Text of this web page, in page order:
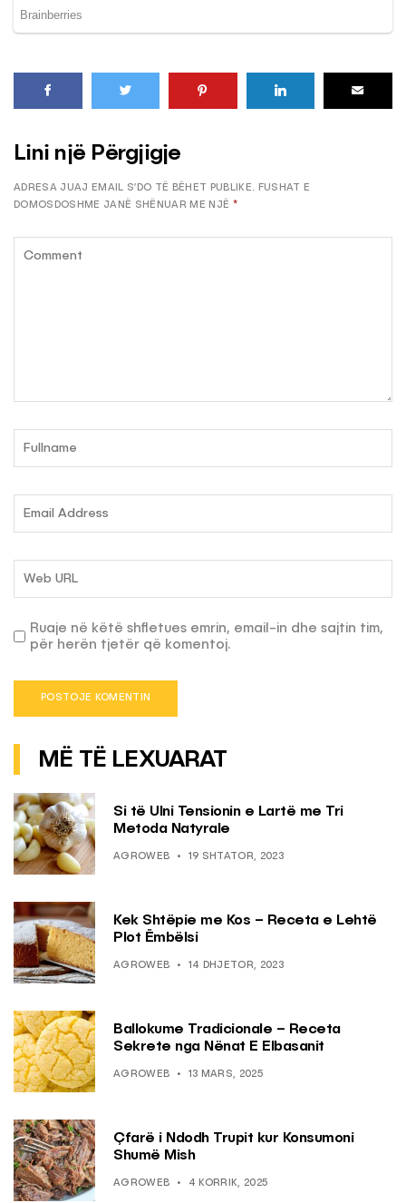
Lini një Përgjigje
ADRESA JUAJ EMAIL S’DO TË BËHET PUBLIKE. FUSHAT E
DOMOSDOSHME JANË SHËNUAR ME NJË *
Ruaje në këtë shfletues emrin, email-in dhe sajtin tim,
për herën tjetër që komentoj.
MË TË LEXUARAT
Si të Ulni Tensionin e Lartë me Tri
Metoda Natyrale
AGROWEB 19 SHTATOR, 2023
Kek Shtëpie me Kos – Receta e Lehtë
Plot Ëmbëlsi
AGROWEB 14 DHJETOR, 2023
Ballokume Tradicionale – Receta
Sekrete nga Nënat E Elbasanit
AGROWEB 13 MARS, 2025
Çfarë i Ndodh Trupit kur Konsumoni
Shumë Mish
AGROWEB 4 KORRIK, 2025